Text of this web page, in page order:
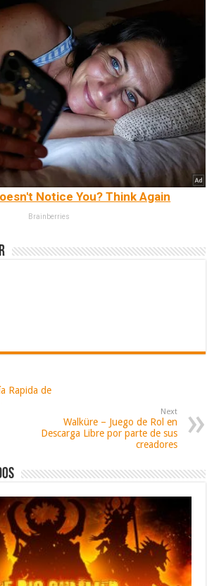
Notice You? Think Again
Brainberries
Rapida de
Next
Walküre – Juego de Rol en
Descarga Libre por parte de sus
creadores